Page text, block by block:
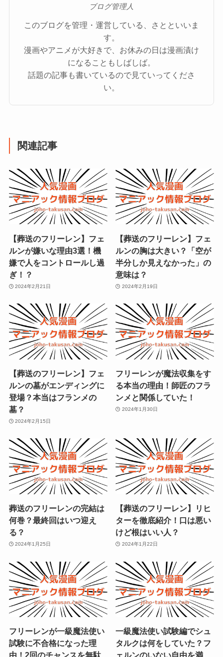
ブログ管理人
このブログを管理・運営している、さとといいま
す。
漫画やアニメが大好きで、お休みの日は漫画漬け
になることもしばしば。
話題の記事も書いているので見ていってくださ
い。
関連記事
【葬送のフリーレン】フェ
ルンが嫌いな理由3選！機
嫌で人をコントロールし過
ぎ！？
2024年2月21日
【葬送のフリーレン】フェ
ルンの胸は大きい？「空が
半分しか見えなかった」の
意味は？
2024年2月19日
【葬送のフリーレン】フェ
ルンの墓がエンディングに
登場？本当はフランメの
墓？
2024年2月15日
フリーレンが魔法収集をす
る本当の理由！師匠のフラ
ンメと関係していた！
2024年1月30日
葬送のフリーレンの完結は
何巻？最終回はいつ迎え
る？
2024年1月25日
【葬送のフリーレン】リヒ
ターを徹底紹介！口は悪い
けど根はいい人？
2024年1月22日
フリーレンが一級魔法使い
試験に不合格になった理
由！2回のチャンスを無駄
一級魔法使い試験編でシュ
タルクは何をしていた？フ
ェルンのいない自由を満